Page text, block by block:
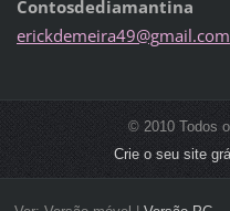
Contosdediamantina
erickdemeira49@gmail.com
© 2010 Todos
Crie o seu site